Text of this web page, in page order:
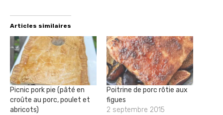
Articles similaires
Picnic pork pie (pâté en
croûte au porc, poulet et
abricots)
Poitrine de porc rôtie aux
figues
2 septembre 2015